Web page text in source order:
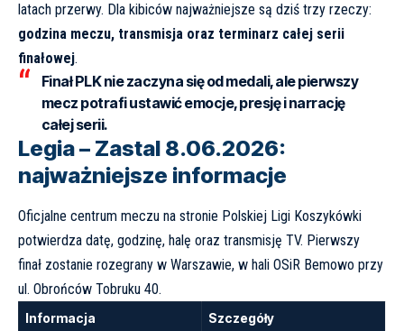
latach przerwy. Dla kibiców najważniejsze są dziś trzy rzeczy:
godzina meczu, transmisja oraz terminarz całej serii
finałowej.
Finał PLK nie zaczyna się od medali, ale pierwszy
mecz potrafi ustawić emocje, presję i narrację
całej serii.
Legia – Zastal 8.06.2026:
najważniejsze informacje
Oficjalne centrum meczu na stronie Polskiej Ligi Koszykówki
potwierdza datę, godzinę, halę oraz transmisję TV. Pierwszy
finał zostanie rozegrany w Warszawie, w hali OSiR Bemowo przy
ul. Obrońców Tobruku 40.
Informacja Szczegóły